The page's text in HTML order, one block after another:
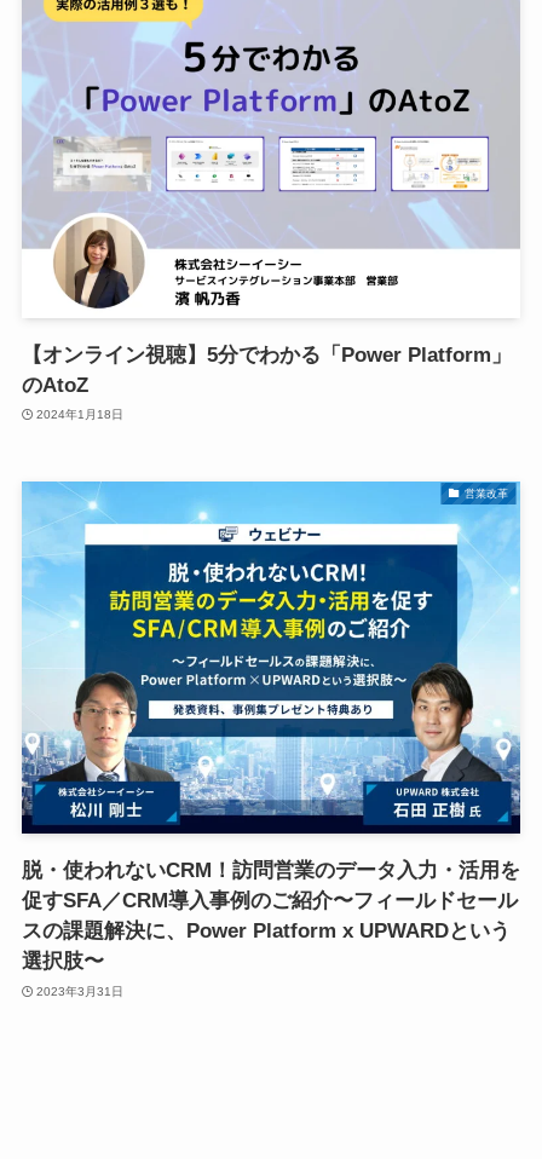
【オンライン視聴】5分でわかる「Power Platform」
のAtoZ
2024年1月18日
営業改革
脱・使われないCRM！訪問営業のデータ入力・活用を
促すSFA／CRM導入事例のご紹介〜フィールドセール
スの課題解決に、Power Platform x UPWARDという
選択肢〜
2023年3月31日